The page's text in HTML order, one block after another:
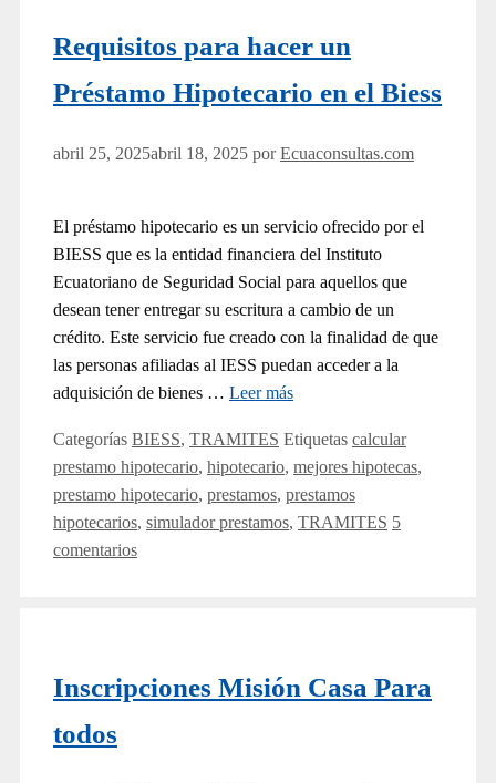
Requisitos para hacer un
Préstamo Hipotecario en el Biess
abril 25, 2025abril 18, 2025 porEcuaconsultas.com
El préstamo hipotecario es un servicio ofrecido por el
BIESS que es la entidad financiera del Instituto
Ecuatoriano de Seguridad Social para aquellos que
desean tener entregar su escritura a cambio de un
crédito. Este servicio fue creado con la finalidad de que
las personas afiliadas al IESS puedan acceder a la
adquisición de bienes … Leer más
Categorías BIESS, TRAMITES Etiquetas calcular
prestamo hipotecario, hipotecario, mejores hipotecas,
prestamo hipotecario, prestamos, prestamos
hipotecarios, simulador prestamos, TRAMITES 5
comentarios
Inscripciones Misión Casa Para
todos